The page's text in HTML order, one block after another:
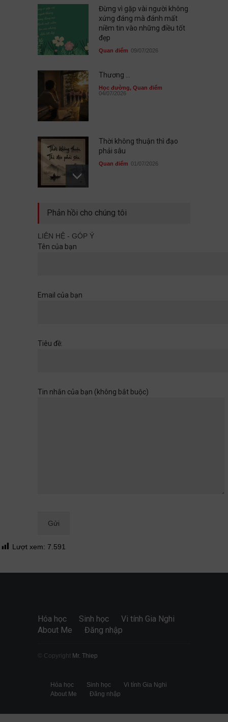
Đừng vì gặp vài người không
xứng đáng mà đánh mất
niềm tin vào những điều tốt
đẹp
Quan điểm 09/07/2026
Thương ...
Học đường, Quan điểm
04/07/2026
Thời không thuận thì đạo
phải sâu
Quan điểm 01/07/2026
Sau cùng, mình đã không đi
cùng nhau
Phản hồi cho chúng tôi
LIÊN HỆ - GÓP Ý
Tên của bạn
Email của bạn
Tiêu đề:
Tin nhắn của bạn (không bắt buộc)
Lượt xem: 7.591
Hóa học Sinh học
Vi tính Gia Nghi
About Me
Đăng nhập
© Copyright Mr. Thiep
Hóa học Sinh học
Vi tính Gia Nghi
About Me
Đăng nhập